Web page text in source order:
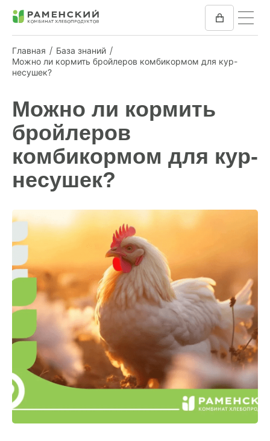
Главная
База знаний
Можно ли кормить бройлеров комбикормом для кур-
несушек?
Можно ли кормить
бройлеров
комбикормом для кур-
несушек?
КОМБИКОРМ
МУКА
КОМПАНИЯ
ПРЕСС-ЦЕНТР
ВАКАНСИИ
ЗАКУПКИ
ХОЗЯЙСТВАМ
ОПТОВИКАМ
ПРАЙС
ГДЕ КУПИТЬ
КОНТАКТЫ